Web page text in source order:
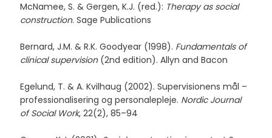
McNamee, S. & Gergen, K.J. (red.): Therapy as social
construction. Sage Publications
Bernard, J.M. & R.K. Goodyear (1998). Fundamentals of
clinical supervision(2nd edition). Allyn and Bacon
Egelund, T. & A. Kvilhaug (2002). Supervisionens mål –
professionalisering og personalepleje. Nordic Journal
of Social Work, 22(2), 85–94